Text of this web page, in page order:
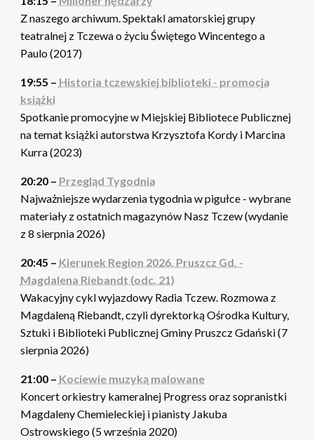
Z naszego archiwum. Spektakl amatorskiej grupy
teatralnej z Tczewa o życiu Świętego Wincentego a
Paulo (2017)
19:55 – Historia tczewskiej biblioteki - promocja
książki
Spotkanie promocyjne w Miejskiej Bibliotece Publicznej
na temat książki autorstwa Krzysztofa Kordy i Marcina
Kurra (2023)
20:20 – Przegląd Tygodnia
Najważniejsze wydarzenia tygodnia w pigułce - wybrane
materiały z ostatnich magazynów Nasz Tczew (wydanie
z 8 sierpnia 2026)
20:45 – Kierunek Region 2026. Pruszcz Gd. -
Magdalena Riebandt (odc. 21)
Wakacyjny cykl wyjazdowy Radia Tczew. Rozmowa z
Magdaleną Riebandt, czyli dyrektorką Ośrodka Kultury,
Sztuki i Biblioteki Publicznej Gminy Pruszcz Gdański (7
sierpnia 2026)
21:00 – Kociewie muzyką malowane
Koncert orkiestry kameralnej Progress oraz sopranistki
Magdaleny Chemieleckiej i pianisty Jakuba
Ostrowskiego (5 września 2020)